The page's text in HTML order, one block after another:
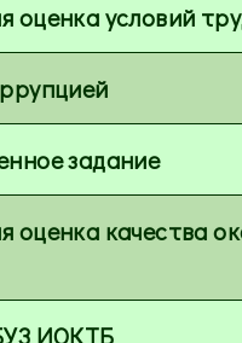
оценка условий
задание
оценка качества
ИОКТБ